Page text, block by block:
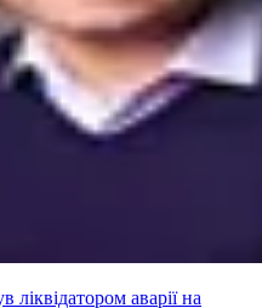
аварії на